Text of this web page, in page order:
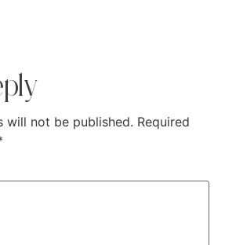
will not be published. Required